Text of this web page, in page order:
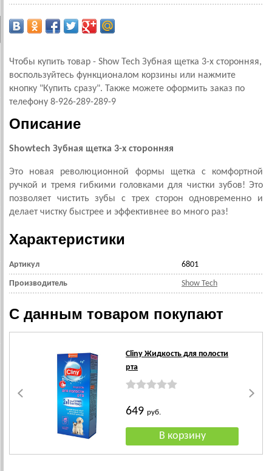
Чтобы купить товар - Show Tech Зубная щетка 3-х сторонняя,
воспользуйтесь функционалом корзины или нажмите
кнопку "Купить сразу". Также можете оформить заказ по
телефону 8-926-289-289-9
Описание
Showtech Зубная щетка 3-х сторонняя
Это новая революционной формы щетка с комфортной
ручкой и тремя гибкими головками для чистки зубов! Это
позволяет чистить зубы с трех сторон одновременно и
делает чистку быстрее и эффективнее во много раз!
Характеристики
Артикул 6801
Производитель Show Tech
С данным товаром покупают
Cliny Жидкость для полости
рта
649руб.